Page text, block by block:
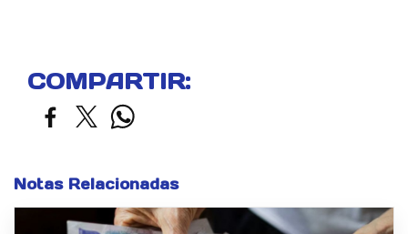
COMPARTIR:
Notas Relacionadas